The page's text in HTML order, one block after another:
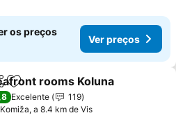
os preços
Ver preços
Adicionar aos favoritos
rooms Koluna
Excelente
119
Komiža, a 8.4 km de Vis